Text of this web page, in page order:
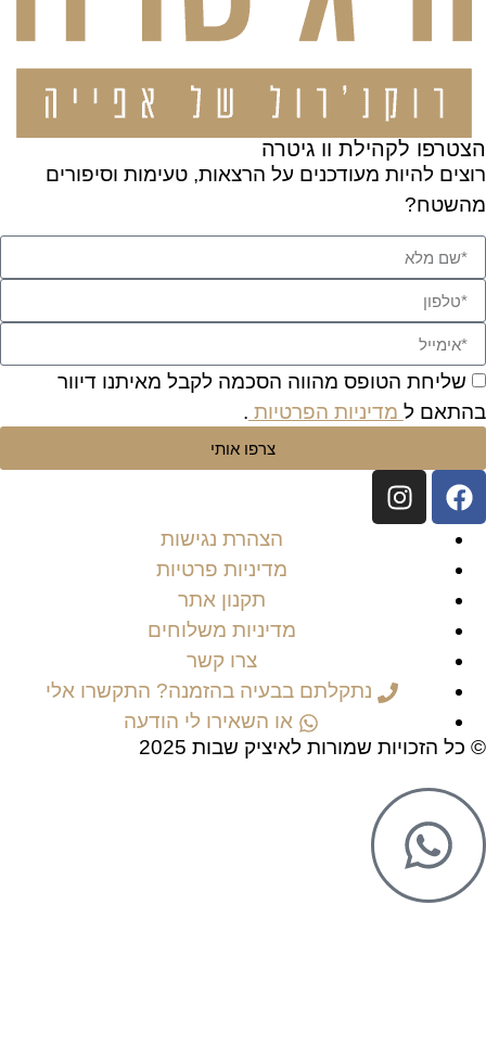
הצטרפו לקהילת וו גיטרה
רוצים להיות מעודכנים על הרצאות, טעימות וסיפורים
מהשטח?
שליחת הטופס מהווה הסכמה לקבל מאיתנו דיוור
בהתאם ל מדיניות הפרטיות .
צרפו אותי
הצהרת נגישות
מדיניות פרטיות
תקנון אתר
מדיניות משלוחים
צרו קשר
נתקלתם בבעיה בהזמנה? התקשרו אלי
או השאירו לי הודעה
© כל הזכויות שמורות לאיציק שבות 2025